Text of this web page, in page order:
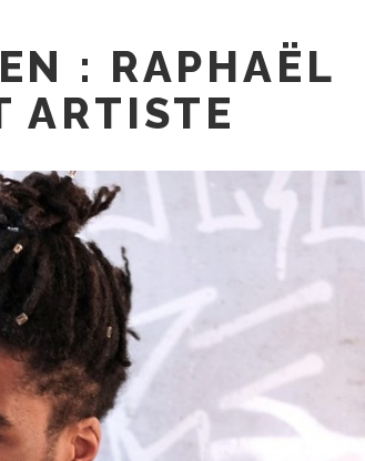
: RAPHAËL
ARTISTE